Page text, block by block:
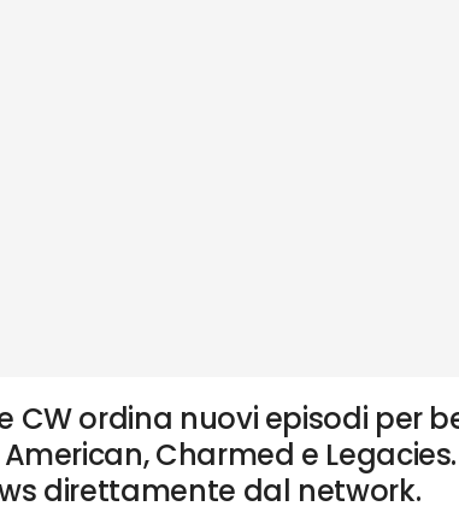
CW ordina nuovi episodi per
Charmed e
direttamente dal network.